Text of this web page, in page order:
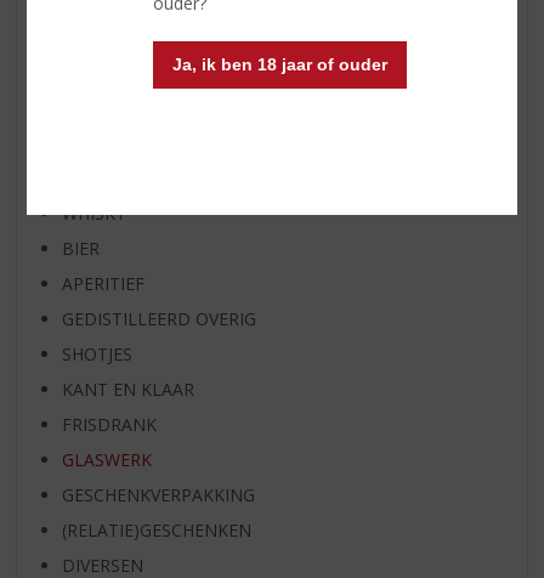
Ja, ik ben 18 jaar of ouder
RUM VAN DE MAAND
BIER VAN DE MAAND
WHISKY
BIER
APERITIEF
GEDISTILLEERD OVERIG
SHOTJES
KANT EN KLAAR
FRISDRANK
GLASWERK
GESCHENKVERPAKKING
(RELATIE)GESCHENKEN
DIVERSEN